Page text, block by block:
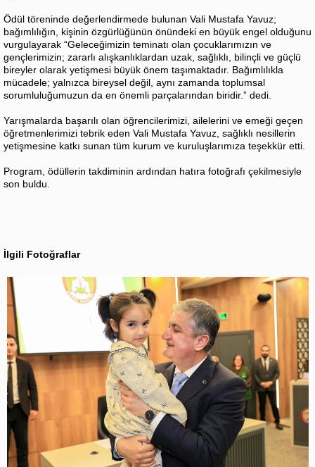
Ödül töreninde değerlendirmede bulunan Vali Mustafa Yavuz;
bağımlılığın, kişinin özgürlüğünün önündeki en büyük engel olduğunu
vurgulayarak “Geleceğimizin teminatı olan çocuklarımızın ve
gençlerimizin; zararlı alışkanlıklardan uzak, sağlıklı, bilinçli ve güçlü
bireyler olarak yetişmesi büyük önem taşımaktadır. Bağımlılıkla
mücadele; yalnızca bireysel değil, aynı zamanda toplumsal
sorumluluğumuzun da en önemli parçalarından biridir.” dedi.
Yarışmalarda başarılı olan öğrencilerimizi, ailelerini ve emeği geçen
öğretmenlerimizi tebrik eden Vali Mustafa Yavuz, sağlıklı nesillerin
yetişmesine katkı sunan tüm kurum ve kuruluşlarımıza teşekkür etti.
Program, ödüllerin takdiminin ardından hatıra fotoğrafı çekilmesiyle
son buldu.
İlgili Fotoğraflar